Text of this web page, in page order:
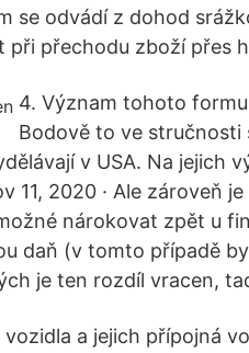
se odvádí z dohod
při přechodu zboží přes
4. Význam tohoto
Bodově to ve stručnosti
v USA. Na jejich
11, 2020 · Ale zároveň
nárokovat zpět u
daň (v tomto případě
je ten rozdíl vracen,
a jejich přípojná